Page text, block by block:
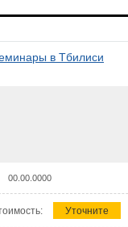
в Тбилиси
00.00.0000
Уточните